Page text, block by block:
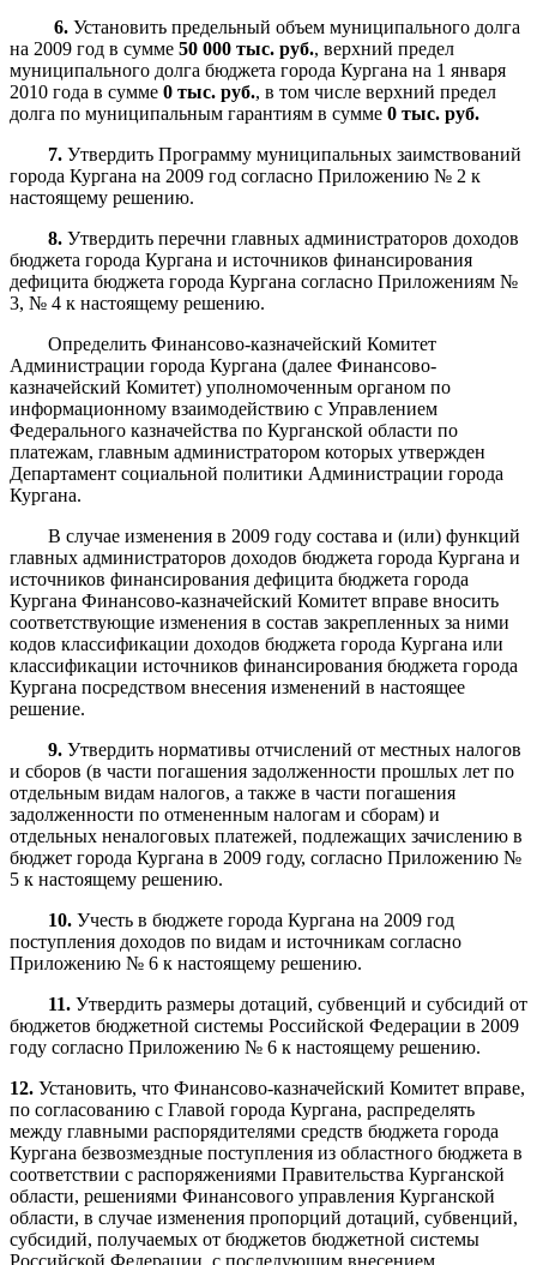
6.Установить предельный объем муниципального долга
на 2009 год в сумме 50 000 тыс. руб., верхний предел
муниципального долга бюджета города Кургана на 1 января
2010 года в сумме 0 тыс. руб., в том числе верхний предел
долга по муниципальным гарантиям в сумме 0 тыс. руб.
7. Утвердить Программу муниципальных заимствований
города Кургана на 2009 год согласно Приложению № 2 к
настоящему решению.
8.Утвердить перечни главных администраторов доходов
бюджета города Кургана и источников финансирования
дефицита бюджета города Кургана согласно Приложениям №
3, № 4 к настоящему решению.
Определить Финансово-казначейский Комитет
Администрации города Кургана (далее Финансово-
казначейский Комитет) уполномоченным органом по
информационному взаимодействию с Управлением
Федерального казначейства по Курганской области по
платежам, главным администратором которых утвержден
Департамент социальной политики Администрации города
Кургана.
В случае изменения в 2009 году состава и (или) функций
главных администраторов доходов бюджета города Кургана и
источников финансирования дефицита бюджета города
Кургана Финансово-казначейский Комитет вправе вносить
соответствующие изменения в состав закрепленных за ними
кодов классификации доходов бюджета города Кургана или
классификации источников финансирования бюджета города
Кургана посредством внесения изменений в настоящее
решение.
9. Утвердить нормативы отчислений от местных налогов
и сборов (в части погашения задолженности прошлых лет по
отдельным видам налогов, а также в части погашения
задолженности по отмененным налогам и сборам) и
отдельных неналоговых платежей, подлежащих зачислению в
бюджет города Кургана в 2009 году, согласно Приложению №
5 к настоящему решению.
10.Учесть в бюджете города Кургана на 2009 год
поступления доходов по видам и источникам согласно
Приложению № 6 к настоящему решению.
11. Утвердить размеры дотаций, субвенций и субсидий от
бюджетов бюджетной системы Российской Федерации в 2009
году согласно Приложению № 6 к настоящему решению.
12. Установить, что Финансово-казначейский Комитет вправе,
по согласованию с Главой города Кургана, распределять
между главными распорядителями средств бюджета города
Кургана безвозмездные поступления из областного бюджета в
соответствии с распоряжениями Правительства Курганской
области, решениями Финансового управления Курганской
области, в случае изменения пропорций дотаций, субвенций,
субсидий, получаемых от бюджетов бюджетной системы
Российской Федерации, с последующим внесением